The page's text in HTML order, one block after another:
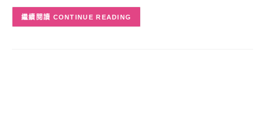
CONTINUE READING